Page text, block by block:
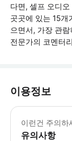
다면, 셀프 오디
곳곳에 있는 15개
으면서, 가장 관
전문가의 코멘터
이용정보
이런건 주의하
유의사항